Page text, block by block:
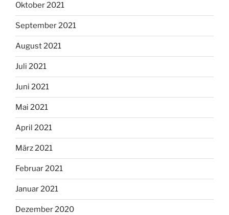
Oktober 2021
September 2021
August 2021
Juli 2021
Juni 2021
Mai 2021
April 2021
März 2021
Februar 2021
Januar 2021
Dezember 2020